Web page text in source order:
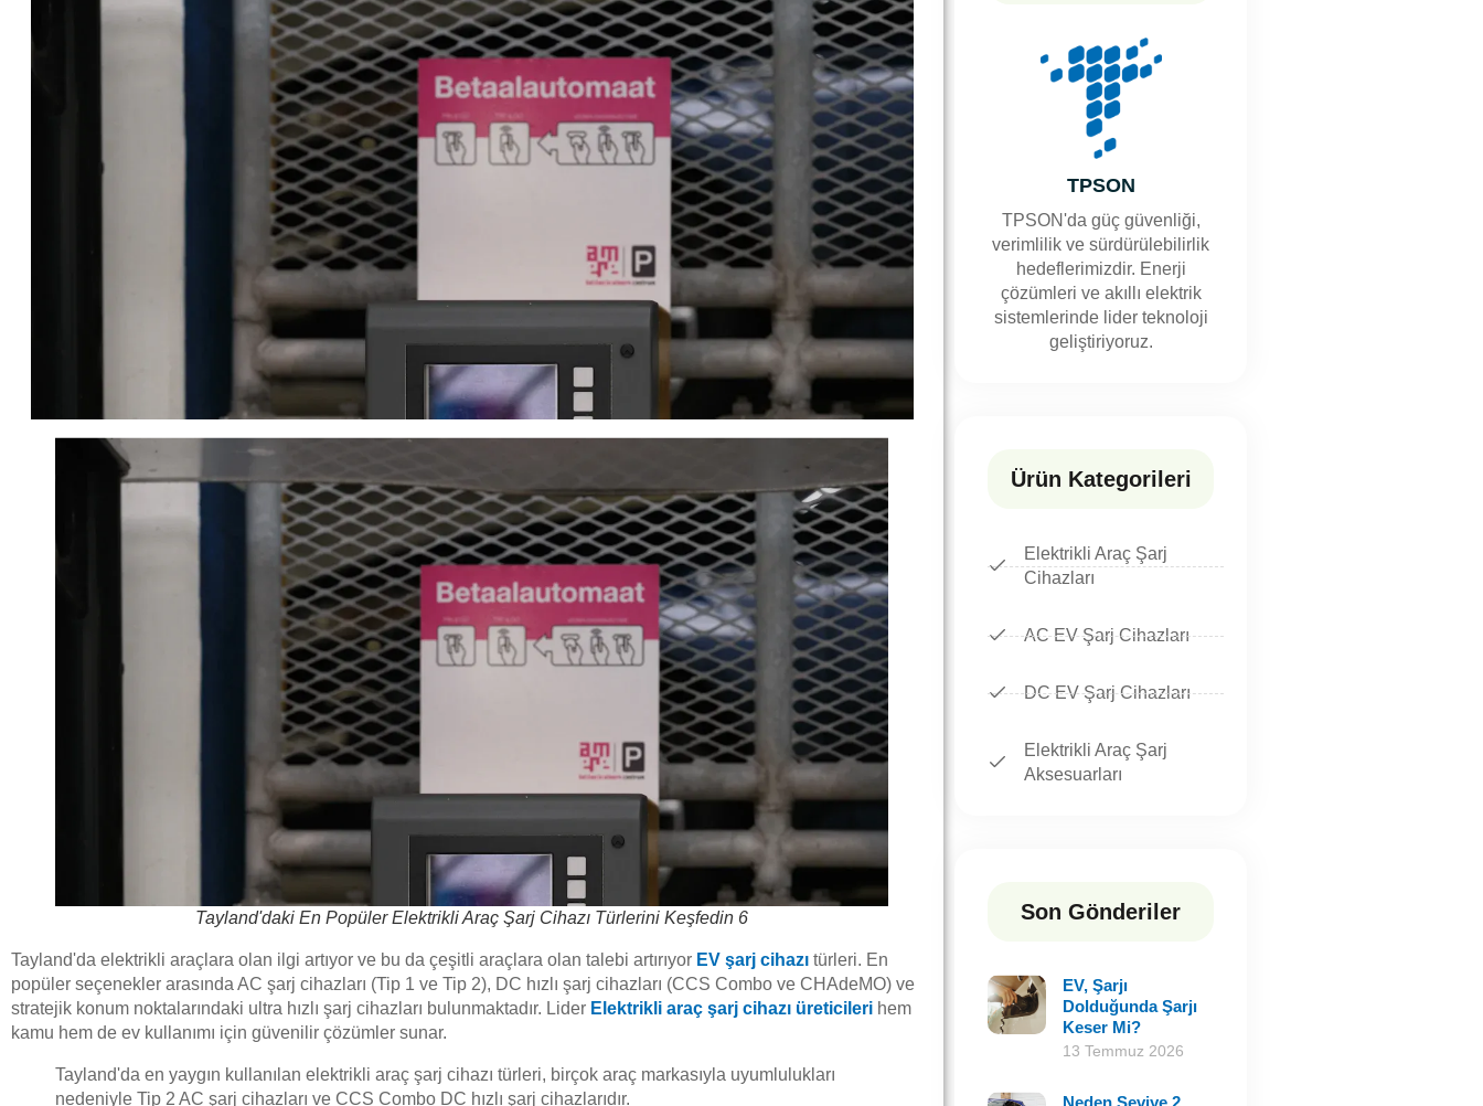
Tayland'daki En Popüler Elektrikli Araç Şarj Cihazı Türlerini Keşfedin 6
Tayland'da elektrikli araçlara olan ilgi artıyor ve bu da çeşitli araçlara olan talebi artırıyor EV şarj cihazı türleri. En
popüler seçenekler arasında AC şarj cihazları (Tip 1 ve Tip 2), DC hızlı şarj cihazları (CCS Combo ve CHAdeMO) ve
stratejik konum noktalarındaki ultra hızlı şarj cihazları bulunmaktadır. Lider Elektrikli araç şarj cihazı üreticileri hem
kamu hem de ev kullanımı için güvenilir çözümler sunar.
Tayland'da en yaygın kullanılan elektrikli araç şarj cihazı türleri, birçok araç markasıyla uyumlulukları
nedeniyle Tip 2 AC şarj cihazları ve CCS Combo DC hızlı şarj cihazlarıdır.
TPSON
TPSON'da güç güvenliği,
verimlilik ve sürdürülebilirlik
hedeflerimizdir. Enerji
çözümleri ve akıllı elektrik
sistemlerinde lider teknoloji
geliştiriyoruz.
Ürün Kategorileri
Elektrikli Araç Şarj
Cihazları
AC EV Şarj Cihazları
DC EV Şarj Cihazları
Elektrikli Araç Şarj
Aksesuarları
Son Gönderiler
EV, Şarjı
Dolduğunda Şarjı
Keser Mi?
13 Temmuz 2026